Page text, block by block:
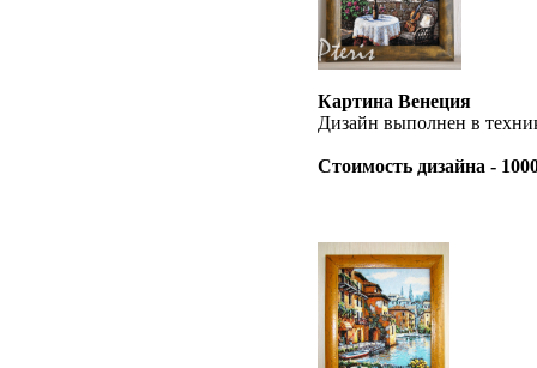
Картина Венеция
Дизайн выполнен в
Стоимость дизайна -